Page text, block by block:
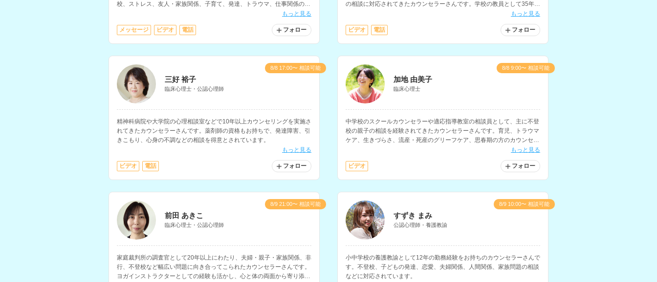
校、ストレス、友人・家族関係、子育て、発達、トラウマ、仕事関係の相
もっと見る
メッセージ ビデオ 電話 フォロー
の相談に対応されてきたカウンセラーさんです。学校の教員として35年間
もっと見る
ビデオ 電話 フォロー
三好 裕子
臨床心理士・公認心理師
精神科病院や大学院の心理相談室などで10年以上カウンセリングを実施さ
れてきたカウンセラーさんです。薬剤師の資格もお持ちで、発達障害、引
きこもり、心身の不調などの相談を得意とされています。
もっと見る
ビデオ 電話 フォロー
8/8 17:00〜 相談可能
加地 由美子
臨床心理士
中学校のスクールカウンセラーや適応指導教室の相談員として、主に不登
校の親子の相談を経験されてきたカウンセラーさんです。育児、トラウマ
ケア、生きづらさ、流産・死産のグリーフケア、思春期の方のカウンセリ
もっと見る
ビデオ フォロー
8/8 9:00〜 相談可能
前田 あきこ
臨床心理士・公認心理師
家庭裁判所の調査官として20年以上にわたり、夫婦・親子・家族関係、非
行、不登校など幅広い問題に向き合ってこられたカウンセラーさんです。
ヨガインストラクターとしての経験も活かし、心と体の両面から寄り添っ
8/9 21:00〜 相談可能
すずき まみ
公認心理師・養護教諭
小中学校の養護教諭として12年の勤務経験をお持ちのカウンセラーさんで
す。不登校、子どもの発達、恋愛、夫婦関係、人間関係、家族問題の相談
などに対応されています。
8/9 10:00〜 相談可能